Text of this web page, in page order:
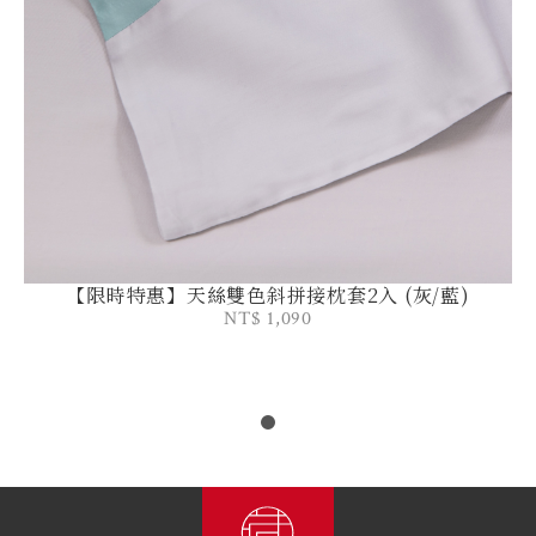
【限時特惠】天絲雙色斜拼接枕套2入 (灰/藍)
NT$ 1,090